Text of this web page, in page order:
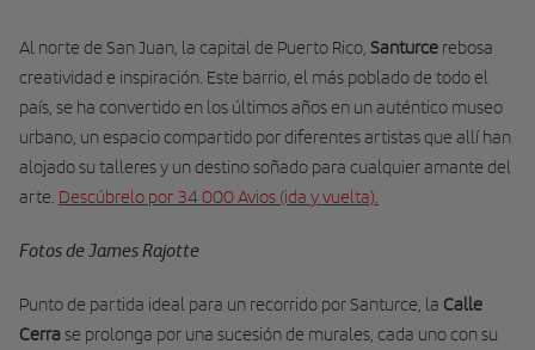
Al norte de San Juan, la capital de Puerto Rico, Santurce rebosa
creatividad e inspiración. Este barrio, el más poblado de todo el
país, se ha convertido en los últimos años en un auténtico museo
urbano, un espacio compartido por diferentes artistas que allí han
alojado su talleres y un destino soñado para cualquier amante del
arte. Descúbrelo por 34 000 Avios (ida y vuelta).
Fotos de James Rajotte
Punto de partida ideal para un recorrido por Santurce, la Calle
Cerrase prolonga por una sucesión de murales, cada uno con su